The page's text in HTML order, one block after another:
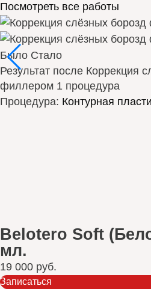
Посмотреть все работы
Было Стало
Результат после Коррекция
филлером 1 процедура
Процедура: Контурная
Belotero Soft
мл.
19 000 руб.
Записаться